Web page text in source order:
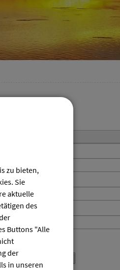
zu bieten,
Sie
aktuelle
des
Buttons "Alle
der
in unseren